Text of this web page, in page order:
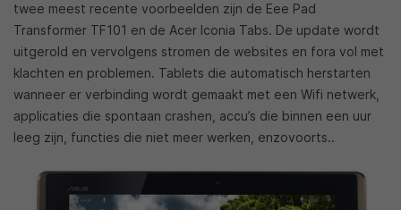
twee meest recente voorbeelden zijn de Eee Pad
Transformer TF101 en de Acer Iconia Tabs. De update wordt
uitgerold en vervolgens stromen de websites en fora vol met
klachten en problemen. Tablets die automatisch herstarten
wanneer er verbinding wordt gemaakt met een Wifi netwerk,
applicaties die spontaan crashen, accu’s die binnen een uur
leeg zijn, functies die niet meer werken, enzovoorts..